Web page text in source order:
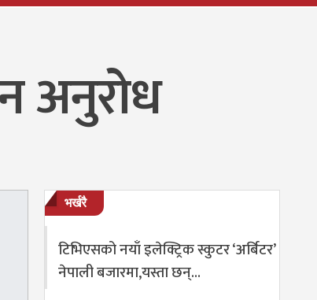
अनुरोध
भर्खरै
टिभिएसको नयाँ इलेक्ट्रिक स्कुटर ‘अर्बिटर’
नेपाली बजारमा,यस्ता छन्…